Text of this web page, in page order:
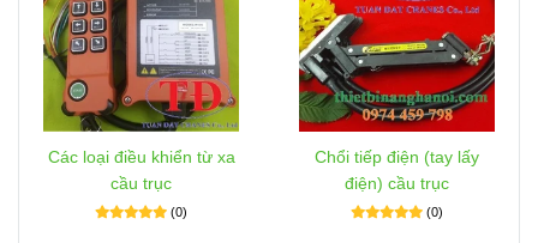
Các loại điều khiển từ xa
cầu trục
(0)
Chổi tiếp điện (tay lấy
điện) cầu trục
(0)